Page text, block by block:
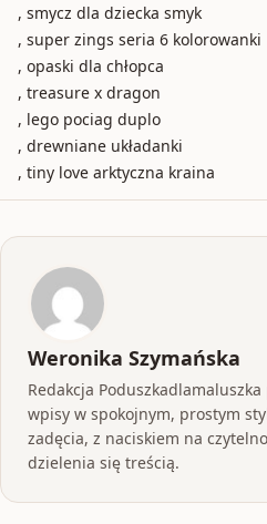
, smycz dla dziecka smyk
, super zings seria 6 kolorowanki
, opaski dla chłopca
, treasure x dragon
, lego pociag duplo
, drewniane układanki
, tiny love arktyczna kraina
Weronika Szymańska
Redakcja
wpisy w spokojnym, prostym
zadęcia, z naciskiem na
dzielenia się treścią.